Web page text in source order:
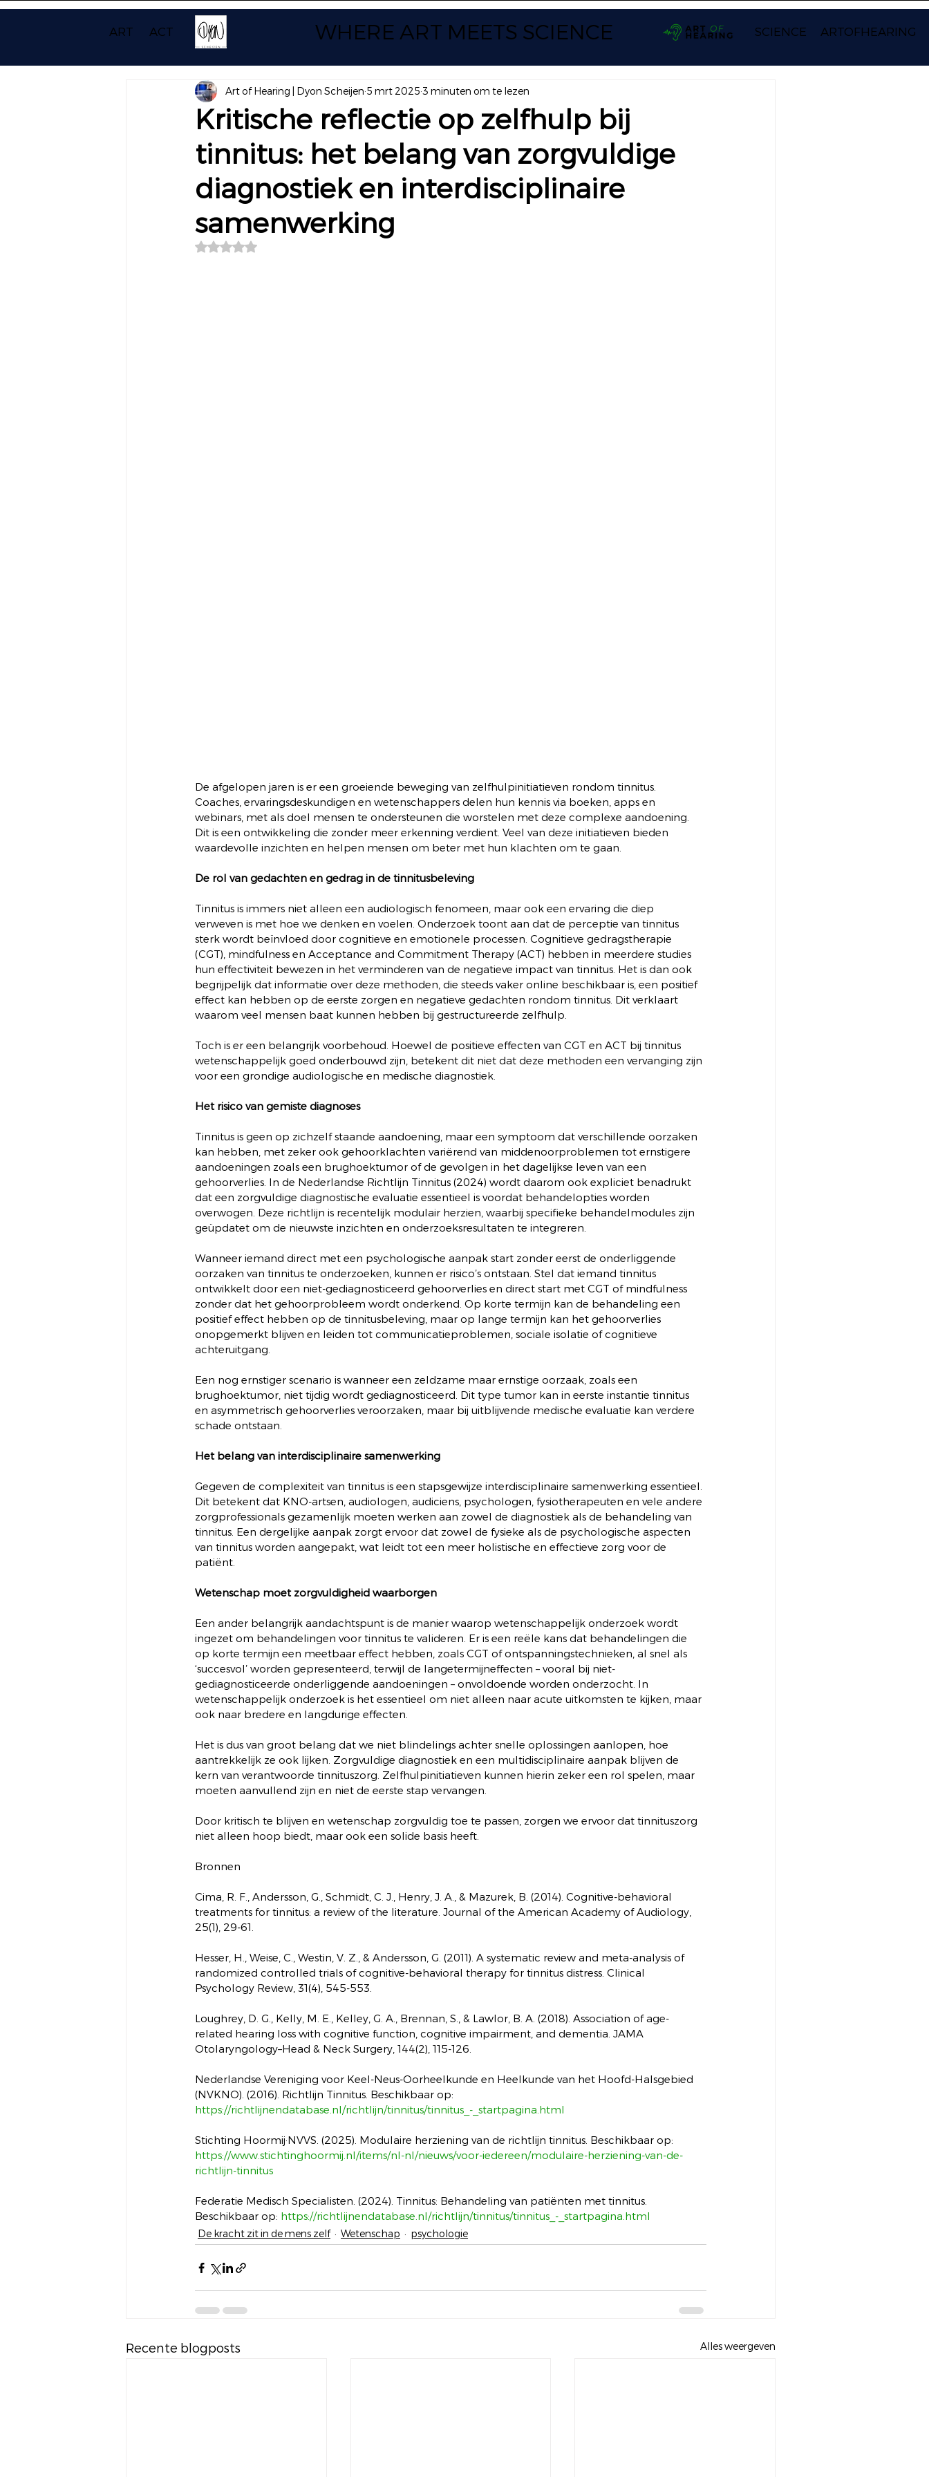
ART ACT WHERE ART MEETS SCIENCE SCIENCE ARTOFHEARING
Kritische reflectie op zelfhulp bij
tinnitus: het belang van zorgvuldige
diagnostiek en interdisciplinaire
samenwerking
Art of Hearing | Dyon Scheijen 5 mrt 2025 3 minuten om te lezen
Beoordeeld met NaN uit 5 sterren.
De afgelopen jaren is er een groeiende beweging van zelfhulpinitiatieven rondom tinnitus.
Coaches, ervaringsdeskundigen en wetenschappers delen hun kennis via boeken, apps en
webinars, met als doel mensen te ondersteunen die worstelen met deze complexe aandoening.
Dit is een ontwikkeling die zonder meer erkenning verdient. Veel van deze initiatieven bieden
waardevolle inzichten en helpen mensen om beter met hun klachten om te gaan.
De rol van gedachten en gedrag in de tinnitusbeleving
Tinnitus is immers niet alleen een audiologisch fenomeen, maar ook een ervaring die diep
verweven is met hoe we denken en voelen. Onderzoek toont aan dat de perceptie van tinnitus
sterk wordt beïnvloed door cognitieve en emotionele processen. Cognitieve gedragstherapie
(CGT), mindfulness en Acceptance and Commitment Therapy (ACT) hebben in meerdere studies
hun effectiviteit bewezen in het verminderen van de negatieve impact van tinnitus. Het is dan ook
begrijpelijk dat informatie over deze methoden, die steeds vaker online beschikbaar is, een positief
effect kan hebben op de eerste zorgen en negatieve gedachten rondom tinnitus. Dit verklaart
waarom veel mensen baat kunnen hebben bij gestructureerde zelfhulp.
Toch is er een belangrijk voorbehoud. Hoewel de positieve effecten van CGT en ACT bij tinnitus
wetenschappelijk goed onderbouwd zijn, betekent dit niet dat deze methoden een vervanging zijn
voor een grondige audiologische en medische diagnostiek.
Het risico van gemiste diagnoses
Tinnitus is geen op zichzelf staande aandoening, maar een symptoom dat verschillende oorzaken
kan hebben, met zeker ook gehoorklachten variërend van middenoorproblemen tot ernstigere
aandoeningen zoals een brughoektumor of de gevolgen in het dagelijkse leven van een
gehoorverlies. In de Nederlandse Richtlijn Tinnitus (2024) wordt daarom ook expliciet benadrukt
dat een zorgvuldige diagnostische evaluatie essentieel is voordat behandelopties worden
overwogen. Deze richtlijn is recentelijk modulair herzien, waarbij specifieke behandelmodules zijn
geüpdatet om de nieuwste inzichten en onderzoeksresultaten te integreren.
Wanneer iemand direct met een psychologische aanpak start zonder eerst de onderliggende
oorzaken van tinnitus te onderzoeken, kunnen er risico’s ontstaan. Stel dat iemand tinnitus
ontwikkelt door een niet-gediagnosticeerd gehoorverlies en direct start met CGT of mindfulness
zonder dat het gehoorprobleem wordt onderkend. Op korte termijn kan de behandeling een
positief effect hebben op de tinnitusbeleving, maar op lange termijn kan het gehoorverlies
onopgemerkt blijven en leiden tot communicatieproblemen, sociale isolatie of cognitieve
achteruitgang.
Een nog ernstiger scenario is wanneer een zeldzame maar ernstige oorzaak, zoals een
brughoektumor, niet tijdig wordt gediagnosticeerd. Dit type tumor kan in eerste instantie tinnitus
en asymmetrisch gehoorverlies veroorzaken, maar bij uitblijvende medische evaluatie kan verdere
schade ontstaan.
Het belang van interdisciplinaire samenwerking
Gegeven de complexiteit van tinnitus is een stapsgewijze interdisciplinaire samenwerking essentieel.
Dit betekent dat KNO-artsen, audiologen, audiciens, psychologen, fysiotherapeuten en vele andere
zorgprofessionals gezamenlijk moeten werken aan zowel de diagnostiek als de behandeling van
tinnitus. Een dergelijke aanpak zorgt ervoor dat zowel de fysieke als de psychologische aspecten
van tinnitus worden aangepakt, wat leidt tot een meer holistische en effectieve zorg voor de
patiënt.
Wetenschap moet zorgvuldigheid waarborgen
Een ander belangrijk aandachtspunt is de manier waarop wetenschappelijk onderzoek wordt
ingezet om behandelingen voor tinnitus te valideren. Er is een reële kans dat behandelingen die
op korte termijn een meetbaar effect hebben, zoals CGT of ontspanningstechnieken, al snel als
‘succesvol’ worden gepresenteerd, terwijl de langetermijneffecten – vooral bij niet-
gediagnosticeerde onderliggende aandoeningen – onvoldoende worden onderzocht. In
wetenschappelijk onderzoek is het essentieel om niet alleen naar acute uitkomsten te kijken, maar
ook naar bredere en langdurige effecten.
Het is dus van groot belang dat we niet blindelings achter snelle oplossingen aanlopen, hoe
aantrekkelijk ze ook lijken. Zorgvuldige diagnostiek en een multidisciplinaire aanpak blijven de
kern van verantwoorde tinnituszorg. Zelfhulpinitiatieven kunnen hierin zeker een rol spelen, maar
moeten aanvullend zijn en niet de eerste stap vervangen.
Door kritisch te blijven en wetenschap zorgvuldig toe te passen, zorgen we ervoor dat tinnituszorg
niet alleen hoop biedt, maar ook een solide basis heeft.
Bronnen
Cima, R. F., Andersson, G., Schmidt, C. J., Henry, J. A., & Mazurek, B. (2014). Cognitive-behavioral
treatments for tinnitus: a review of the literature. Journal of the American Academy of Audiology,
25(1), 29-61.
Hesser, H., Weise, C., Westin, V. Z., & Andersson, G. (2011). A systematic review and meta-analysis of
randomized controlled trials of cognitive-behavioral therapy for tinnitus distress. Clinical
Psychology Review, 31(4), 545-553.
Loughrey, D. G., Kelly, M. E., Kelley, G. A., Brennan, S., & Lawlor, B. A. (2018). Association of age-
related hearing loss with cognitive function, cognitive impairment, and dementia. JAMA
Otolaryngology–Head & Neck Surgery, 144(2), 115-126.
Nederlandse Vereniging voor Keel-Neus-Oorheelkunde en Heelkunde van het Hoofd-Halsgebied
(NVKNO). (2016). Richtlijn Tinnitus. Beschikbaar op:
https://richtlijnendatabase.nl/richtlijn/tinnitus/tinnitus_-_startpagina.html
Stichting Hoormij·NVVS. (2025). Modulaire herziening van de richtlijn tinnitus. Beschikbaar op:
https://www.stichtinghoormij.nl/items/nl-nl/nieuws/voor-iedereen/modulaire-herziening-van-de-
richtlijn-tinnitus
Federatie Medisch Specialisten. (2024). Tinnitus: Behandeling van patiënten met tinnitus.
Beschikbaar op: https://richtlijnendatabase.nl/richtlijn/tinnitus/tinnitus_-_startpagina.html
De kracht zit in de mens zelf Wetenschap psychologie
Recente blogposts Alles weergeven